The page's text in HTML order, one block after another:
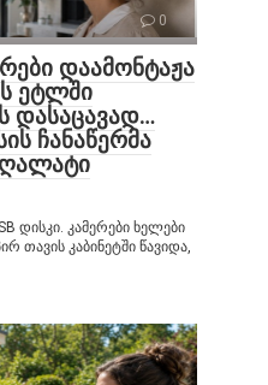
0
დაამონტაჟა
ეტლში
დასაცავად…
ჩანაწერმა
ღალატი
დისკი. კამერები ხელები
თავის კაბინეტში წავიდა,